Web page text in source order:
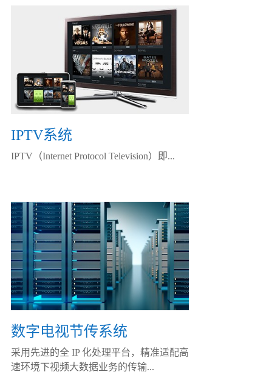
IPTV系统
IPTV（Internet Protocol Television）即...
数字电视节传系统
采用先进的全 IP 化处理平台，精准适配高
速环境下视频大数据业务的传输...